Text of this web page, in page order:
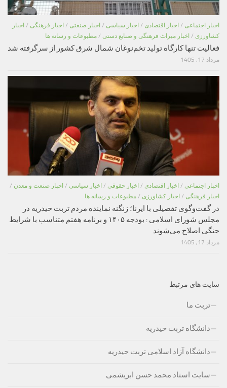
اخبار اجتماعی / اخبار اقتصادی / اخبار سیاسی / اخبار صنعتی / اخبار فرهنگی / اخبار
کشاورزی / اخبار میراث فرهنگی و صنایع دستی / مطبوعات و رسانه ها
فعالیت تنها کارگاه تولید تخم‌نوغان شمال شرق کشور از سرگرفته شد
مرداد 17, 1405
اخبار اجتماعی / اخبار اقتصادی / اخبار حقوقی / اخبار سیاسی / اخبار صنعت و معدن /
اخبار فرهنگی / اخبار کشاورزی / مطبوعات و رسانه ها
در گفت‌وگوی تفصیلی با ایرنا؛ زنگنه نماینده مردم تربت حیدریه در
مجلس شورای اسلامی : بودجه ۱۴۰۵ و برنامه هفتم متناسب با شرایط
جنگی اصلاح می‌شوند
مرداد 17, 1405
سایت های مرتبط
تربت ما
دانشگاه تربت حیدریه
دانشگاه آزاد اسلامی تربت حیدریه
سایت استاد محمد حسن ابریشمی